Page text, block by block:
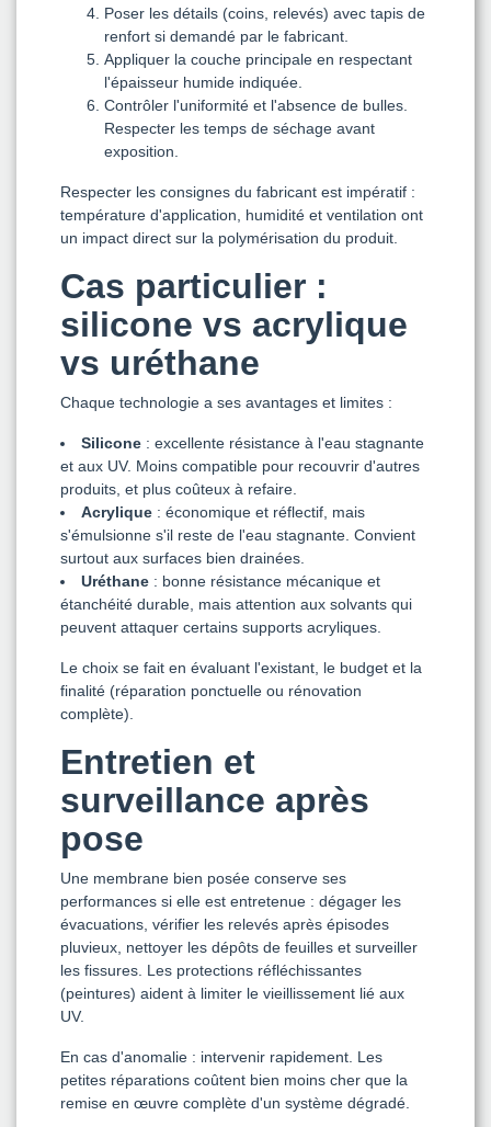
Poser les détails (coins, relevés) avec tapis de
renfort si demandé par le fabricant.
Appliquer la couche principale en respectant
l'épaisseur humide indiquée.
Contrôler l'uniformité et l'absence de bulles.
Respecter les temps de séchage avant
exposition.
Respecter les consignes du fabricant est impératif :
température d'application, humidité et ventilation ont
un impact direct sur la polymérisation du produit.
Cas particulier :
silicone vs acrylique
vs uréthane
Chaque technologie a ses avantages et limites :
Silicone : excellente résistance à l'eau stagnante
et aux UV. Moins compatible pour recouvrir d'autres
produits, et plus coûteux à refaire.
Acrylique : économique et réflectif, mais
s'émulsionne s'il reste de l'eau stagnante. Convient
surtout aux surfaces bien drainées.
Uréthane : bonne résistance mécanique et
étanchéité durable, mais attention aux solvants qui
peuvent attaquer certains supports acryliques.
Le choix se fait en évaluant l'existant, le budget et la
finalité (réparation ponctuelle ou rénovation
complète).
Entretien et
surveillance après
pose
Une membrane bien posée conserve ses
performances si elle est entretenue : dégager les
évacuations, vérifier les relevés après épisodes
pluvieux, nettoyer les dépôts de feuilles et surveiller
les fissures. Les protections réfléchissantes
(peintures) aident à limiter le vieillissement lié aux
UV.
En cas d'anomalie : intervenir rapidement. Les
petites réparations coûtent bien moins cher que la
remise en œuvre complète d'un système dégradé.